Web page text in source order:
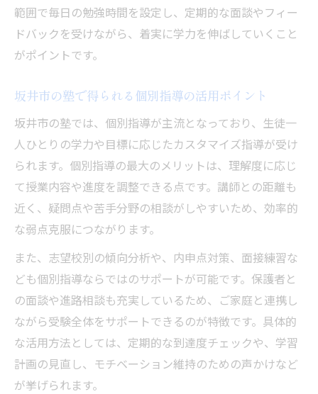
範囲で毎日の勉強時間を設定し、定期的な面談やフィー
ドバックを受けながら、着実に学力を伸ばしていくこと
がポイントです。
坂井市の塾で得られる個別指導の活用ポイント
坂井市の塾では、個別指導が主流となっており、生徒一
人ひとりの学力や目標に応じたカスタマイズ指導が受け
られます。個別指導の最大のメリットは、理解度に応じ
て授業内容や進度を調整できる点です。講師との距離も
近く、疑問点や苦手分野の相談がしやすいため、効率的
な弱点克服につながります。
また、志望校別の傾向分析や、内申点対策、面接練習な
ども個別指導ならではのサポートが可能です。保護者と
の面談や進路相談も充実しているため、ご家庭と連携し
ながら受験全体をサポートできるのが特徴です。具体的
な活用方法としては、定期的な到達度チェックや、学習
計画の見直し、モチベーション維持のための声かけなど
が挙げられます。